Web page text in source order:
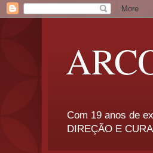
Com 19 anos de
DIREÇÃO E